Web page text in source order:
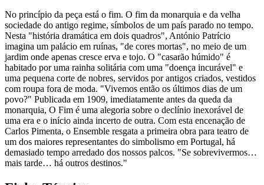
No princípio da peça está o fim. O fim da monarquia e da velha
sociedade do antigo regime, símbolos de um país parado no tempo.
Nesta "história dramática em dois quadros", António Patrício
imagina um palácio em ruínas, "de cores mortas", no meio de um
jardim onde apenas cresce erva e tojo. O "casarão húmido" é
habitado por uma rainha solitária com uma "doença incurável" e
uma pequena corte de nobres, servidos por antigos criados, vestidos
com roupa fora de moda. "Vivemos então os últimos dias de um
povo?" Publicada em 1909, imediatamente antes da queda da
monarquia, O Fim é uma alegoria sobre o declínio inexorável de
uma era e o início ainda incerto de outra. Com esta encenação de
Carlos Pimenta, o Ensemble resgata a primeira obra para teatro de
um dos maiores representantes do simbolismo em Portugal, há
demasiado tempo arredado dos nossos palcos. "Se sobrevivermos…
mais tarde… há outros destinos."